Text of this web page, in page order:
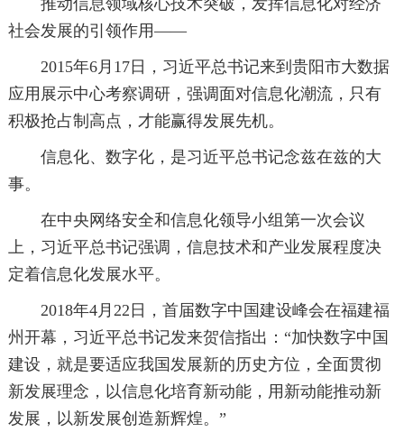
推动信息领域核心技术突破，发挥信息化对经济
社会发展的引领作用——
2015年6月17日，习近平总书记来到贵阳市大数据
应用展示中心考察调研，强调面对信息化潮流，只有
积极抢占制高点，才能赢得发展先机。
信息化、数字化，是习近平总书记念兹在兹的大
事。
在中央网络安全和信息化领导小组第一次会议
上，习近平总书记强调，信息技术和产业发展程度决
定着信息化发展水平。
2018年4月22日，首届数字中国建设峰会在福建福
州开幕，习近平总书记发来贺信指出：“加快数字中国
建设，就是要适应我国发展新的历史方位，全面贯彻
新发展理念，以信息化培育新动能，用新动能推动新
发展，以新发展创造新辉煌。”